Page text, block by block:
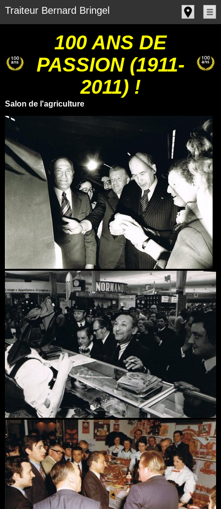
Traiteur Bernard Bringel
100 ANS DE
PASSION (1911-
2011) !
Salon de l'agriculture